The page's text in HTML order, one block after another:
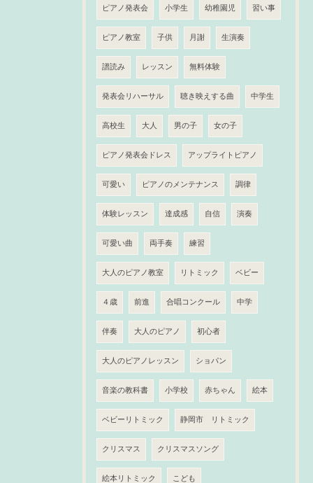
ピアノ発表会 小学生 幼稚園児 習い事
ピアノ教室 子供 月謝 生演奏
譜読み レッスン 無料体験
発表会リハーサル 聴き映えする曲 中学生
高校生 大人 男の子 女の子
ピアノ発表会ドレス アップライトピアノ
可愛い ピアノのメンテナンス 調律
体験レッスン 達成感 自信 演奏
可愛い曲 両手奏 練習
大人のピアノ教室 リトミック ベビー
４歳 前進 合唱コンクール 中学
伴奏 大人のピアノ 初心者
大人のピアノレッスン ショパン
音楽の教科書 小学校 赤ちゃん 絵本
ベビーリトミック 静岡市 リトミック
クリスマス クリスマスソング
絵本リトミック こども